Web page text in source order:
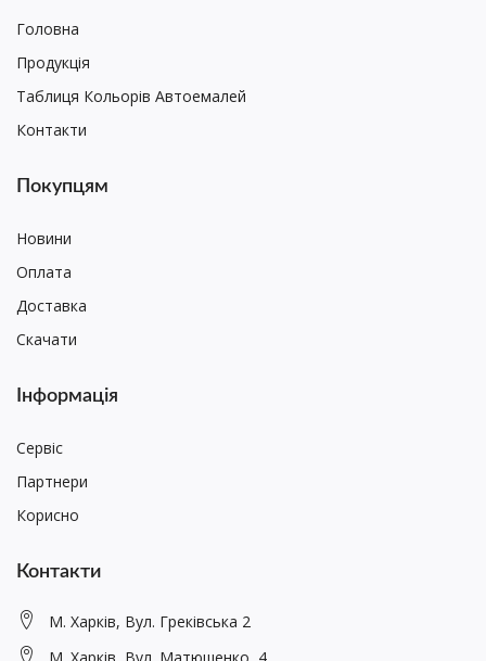
Головна
Продукція
Таблиця Кольорів Автоемалей
Контакти
Покупцям
Новини
Оплата
Доставка
Скачати
Інформація
Сервіс
Партнери
Корисно
Контакти
М. Харків, Вул. Греківська 2